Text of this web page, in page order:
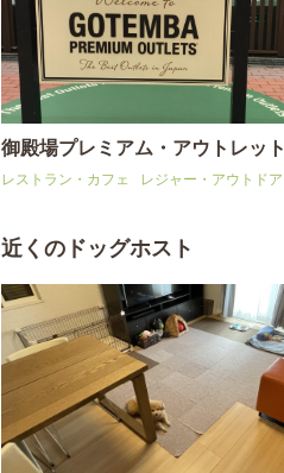
御殿場プレミアム・アウトレット
レストラン・カフェ レジャー・アウトドア
近くのドッグホスト